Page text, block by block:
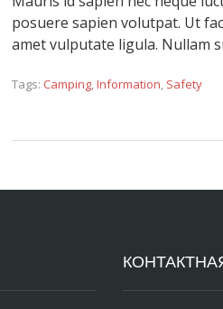
posuere sapien volutpat. Ut
amet vulputate ligula. Nullam
Tags: Camping,Information, Safety